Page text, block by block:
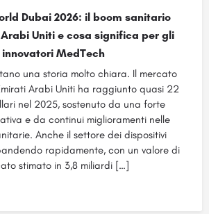
Dubai 2026: il boom sanitario
Uniti e cosa significa per gli
innovatori MedTech
una storia molto chiara. Il mercato
Arabi Uniti ha raggiunto quasi 22
nel 2025, sostenuto da una forte
e da continui miglioramenti nelle
Anche il settore dei dispositivi
rapidamente, con un valore di
stimato in 3,8 miliardi […]